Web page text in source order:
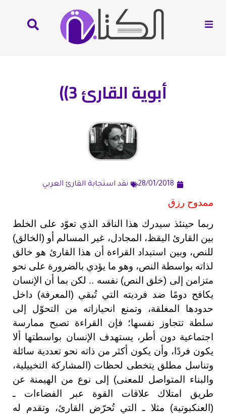
أبوية القارئ 3))
28/01/2018 نقد استجابة القارئ العربي
ممدوح رزق
ربما حينئذ سيدرك هذا الناقد الذي تعوّد على الخلط
بين القارئ اليقظ، المجادل، غير المسالم أو (الخالق)
للنص، وبين استبداد القراءة أن هذا القارئ هو خالق
لذاته بواسطة النص، وهو ما يؤدي بالضرورة على نحو
متزامن إلى (خلق النص) نفسه .. لكن بما أن الإنسان
يكافح دومًا ضد فرديته التي تُبقي (المعرفة) داخل
حدودها المغلقة، وتمنع انحيازاته من التحوّل إلى
سلطة تتجاوز نفسها؛ فإن القراءة تصبح ممارسة
اجتماعية دون أطر، يستهدف الإنسان بواسطتها ألا
يكون فردًا، وأن يكون أكثر من ذاته نحو تعددية سائلة
وتناسل مطلق يتخطى لحظات (المشاركة التخييلية،
والبناء المتواصل للمعنى) إلى نوع من الهيمنة عن
طريق امتلاك علاقات القوة عبر الفضاءات ـ
(العنكبوتية) مثلا ـ التي تُحرّض القارئ، وتقدم له